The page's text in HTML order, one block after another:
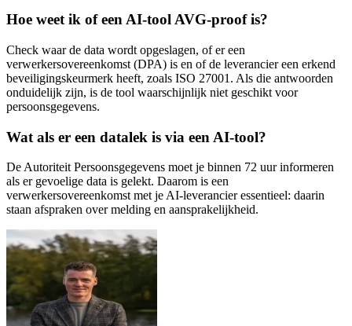
Hoe weet ik of een AI-tool AVG-proof is?
Check waar de data wordt opgeslagen, of er een
verwerkersovereenkomst (DPA) is en of de leverancier een erkend
beveiligingskeurmerk heeft, zoals ISO 27001. Als die antwoorden
onduidelijk zijn, is de tool waarschijnlijk niet geschikt voor
persoonsgegevens.
Wat als er een datalek is via een AI-tool?
De Autoriteit Persoonsgegevens moet je binnen 72 uur informeren
als er gevoelige data is gelekt. Daarom is een
verwerkersovereenkomst met je AI-leverancier essentieel: daarin
staan afspraken over melding en aansprakelijkheid.